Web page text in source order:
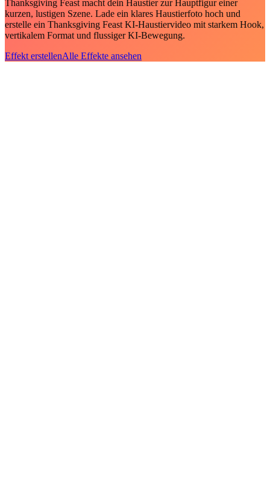
Thanksgiving Feast macht dein Haustier zur Hauptfigur einer
kurzen, lustigen Szene. Lade ein klares Haustierfoto hoch und
erstelle ein Thanksgiving Feast KI-Haustiervideo mit starkem Hook,
vertikalem Format und flussiger KI-Bewegung.
Effekt erstellenAlle Effekte ansehen